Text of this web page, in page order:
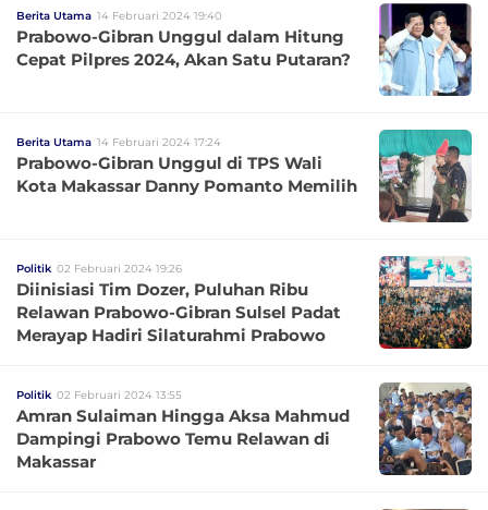
Berita Utama 14 Februari 2024 19:40
Prabowo-Gibran Unggul dalam Hitung
Cepat Pilpres 2024, Akan Satu Putaran?
Berita Utama 14 Februari 2024 17:24
Prabowo-Gibran Unggul di TPS Wali
Kota Makassar Danny Pomanto Memilih
Politik 02 Februari 2024 19:26
Diinisiasi Tim Dozer, Puluhan Ribu
Relawan Prabowo-Gibran Sulsel Padat
Merayap Hadiri Silaturahmi Prabowo
Politik 02 Februari 2024 13:55
Amran Sulaiman Hingga Aksa Mahmud
Dampingi Prabowo Temu Relawan di
Makassar